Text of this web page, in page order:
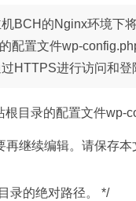
BCH的Nginx环境下
配置文件wp-
HTTPS进行访问和登
目录的配置文件wp-
再继续编辑。请保存
录的绝对路径。 */